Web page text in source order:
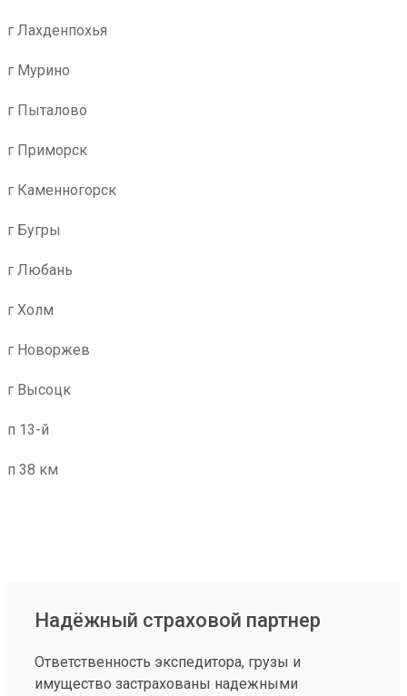
г Лахденпохья
г Мурино
г Пыталово
г Приморск
г Каменногорск
г Бугры
г Любань
г Холм
г Новоржев
г Высоцк
п 13-й
п 38 км
Надёжный страховой партнер
Ответственность экспедитора, грузы и
имущество застрахованы надежными